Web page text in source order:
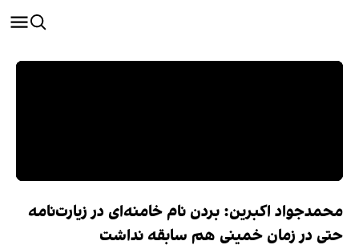
محمدجواد اکبرین: بردن نام خامنه‌ای در زیارت‌نامه
حتی در زمان خمینی هم سابقه نداشت